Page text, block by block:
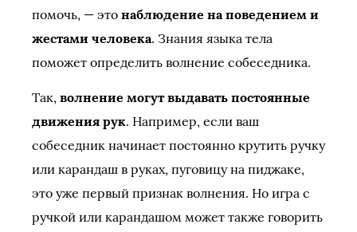
помочь, — это наблюдение на поведением и
жестами человека. Знания языка тела
поможет определить волнение собеседника.
Так, волнение могут выдавать постоянные
движения рук. Например, если ваш
собеседник начинает постоянно крутить ручку
или карандаш в руках, пуговицу на пиджаке,
это уже первый признак волнения. Но игра с
ручкой или карандашом может также говорить